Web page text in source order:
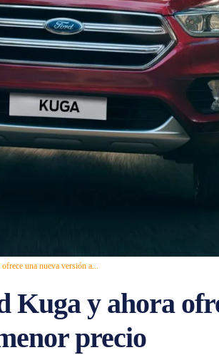
una nueva versión a...
Kuga y ahora
precio